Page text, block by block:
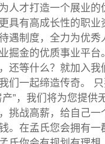
人才打造一个展业的
具有高成长性的职业
遇制度，全力为优秀
掘金的优质事业平台
还等什么？就加入我
们一起缔造传奇。 只
”，我们将为您提供
挑战高薪，给自己一
。在孟氏您会拥有一